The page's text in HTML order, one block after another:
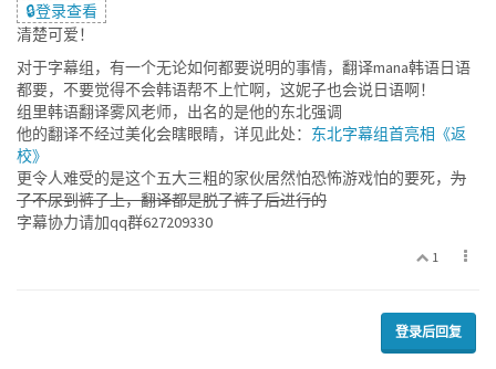
🔒登录查看
清楚可爱！
对于字幕组，有一个无论如何都要说明的事情，翻译mana韩语日语
都要，不要觉得不会韩语帮不上忙啊，这妮子也会说日语啊！
组里韩语翻译雾风老师，出名的是他的东北强调
他的翻译不经过美化会瞎眼睛，详见此处： 东北字幕组首亮相《返
校》
更令人难受的是这个五大三粗的家伙居然怕恐怖游戏怕的要死， 为
了不尿到裤子上，翻译都是脱了裤子后进行的
字幕协力请加qq群627209330
1
登录后回复